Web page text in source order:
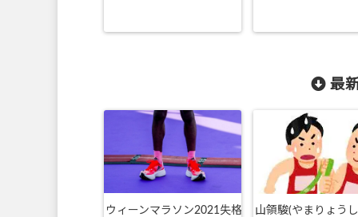
最
ウィーンマラソン2021失格
山領駿(やまりょう